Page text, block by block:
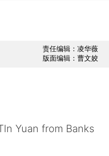
责任编辑：凌华薇
版面编辑：曹文姣
Yuan from Banks